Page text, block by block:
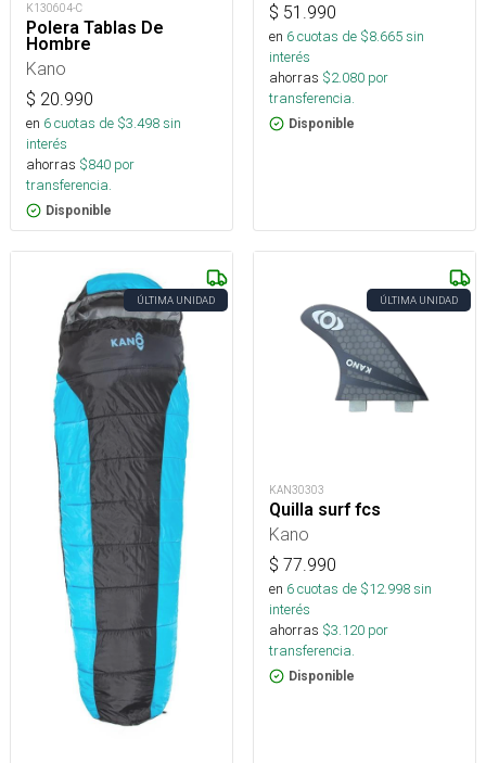
K130604-C
Polera Tablas De
Hombre
Kano
$ 20.990
en 6cuotas de $3.498sin
interés
ahorras $840 por
transferencia.
Disponible
$ 51.990
en 6cuotas de $8.665sin
interés
ahorras $2.080 por
transferencia.
Disponible
ÚLTIMA UNIDAD ÚLTIMA UNIDAD
KAN30303
Quilla surf fcs
Kano
$ 77.990
en 6cuotas de $12.998sin
interés
ahorras $3.120 por
transferencia.
Disponible